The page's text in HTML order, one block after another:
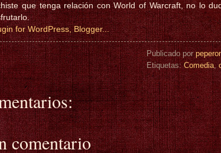
que tenga relación con World of Warcraft, no lo
Publicado por
Etiquetas:Comedia,
comentario